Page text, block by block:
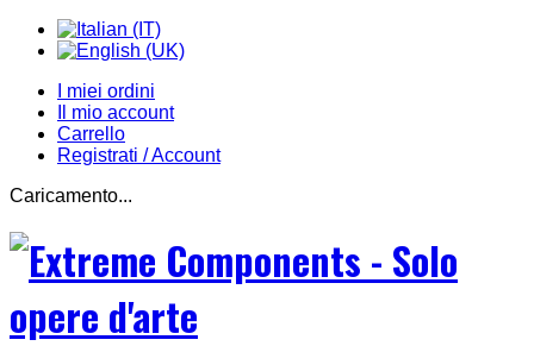
I miei ordini
Il mio account
Carrello
Registrati / Account
Caricamento...